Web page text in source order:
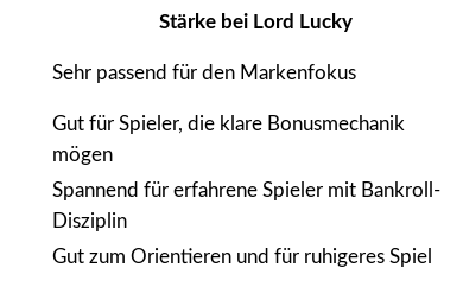
Stärke bei Lord Lucky
Sehr passend für den Markenfokus
Gut für Spieler, die klare Bonusmechanik
mögen
Spannend für erfahrene Spieler mit Bankroll-
Disziplin
Gut zum Orientieren und für ruhigeres Spiel